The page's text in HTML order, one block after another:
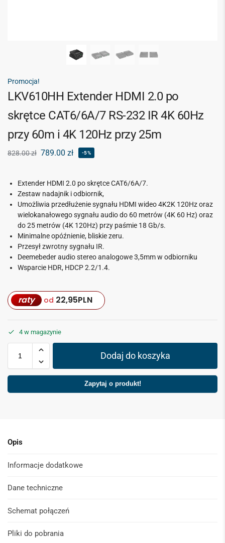
Promocja!
LKV610HH Extender HDMI 2.0 po
skrętce CAT6/6A/7 RS-232 IR 4K 60Hz
przy 60m i 4K 120Hz przy 25m
828.00zł 789.00 zł -5%
Extender HDMI 2.0 po skrętce CAT6/6A/7.
Zestaw nadajnik i odbiornik,
Umożliwia przedłużenie sygnału HDMI wideo 4K2K 120Hz oraz
wielokanałowego sygnału audio do 60 metrów (4K 60 Hz) oraz
do 25 metrów (4K 120Hz) przy paśmie 18 Gb/s.
Minimalne opóźnienie, bliskie zeru.
Przesył zwrotny sygnału IR.
Deemebeder audio stereo analogowe 3,5mm w odbiorniku
Wsparcie HDR, HDCP 2.2/1.4.
raty od 22,95PLN
4 w magazynie
Dodaj do koszyka
Zapytaj o produkt!
Opis
Informacje dodatkowe
Dane techniczne
Schemat połączeń
Pliki do pobrania